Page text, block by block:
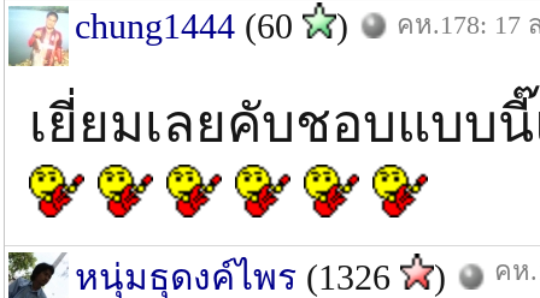
chung1444 (60 ) คห.178: 17
เยี่ยมเลยคับชอบแบบ
หนุ่มธุดงค์ไพร (1326 ) คห